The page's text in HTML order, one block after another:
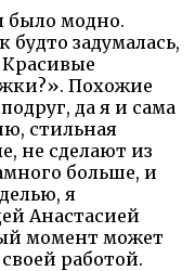
было модно.
будто задумалась,
Красивые
Похожие
да я и сама
стильная
не сделают из
больше, и
я
Анастасией
момент может
работой.